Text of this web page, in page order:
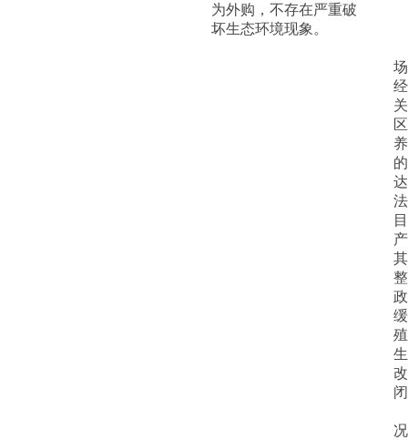
为外购，不存在严重破
坏生态环境现象。